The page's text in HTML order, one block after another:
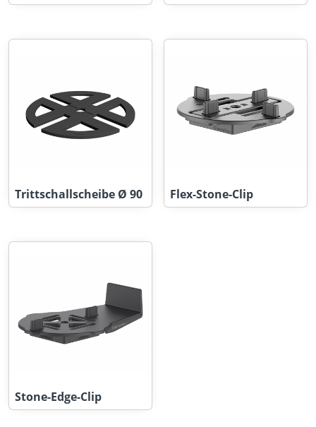
Trittschallscheibe Ø 90 Flex-Stone-Clip
Stone-Edge-Clip